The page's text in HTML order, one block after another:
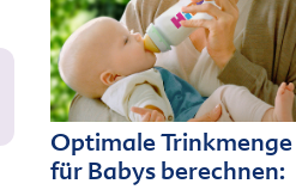
Optimale Trinkmenge
für Babys berechnen: